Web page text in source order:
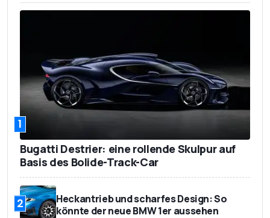
1
Bugatti Destrier: eine rollende Skulpur auf
Basis des Bolide-Track-Car
2
Heckantrieb und scharfes Design: So
könnte der neue BMW 1er aussehen